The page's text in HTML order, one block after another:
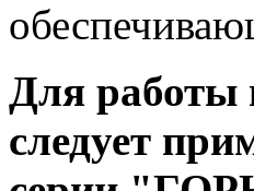
Для работы
следует